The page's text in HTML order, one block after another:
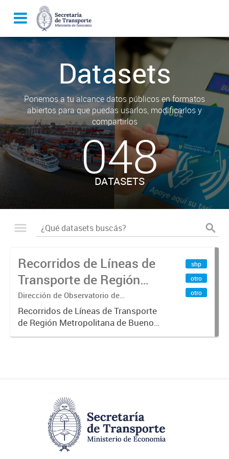
Datasets
Ponemos a tu alcance datos públicos en formatos
abiertos para que puedas usarlos, modificarlos y
compartirlos
048
DATASETS
Recorridos de Líneas de
Transporte de Región
Metropolitana de
Buenos Aires (RMBA)
Dirección de Observatorio de
Transporte, Estudio y Sistemas
Recorridos de Líneas de Transporte
de Región Metropolitana de Buenos
Aires (RMBA).-
shp
otro
otro